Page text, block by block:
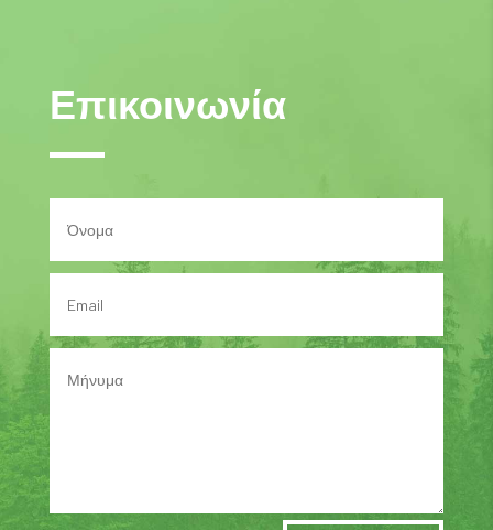
Επικοινωνία